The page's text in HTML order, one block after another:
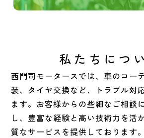
私たちにつ
西門司モータースでは、車のコー
装、タイヤ交換など、トラブル対
ます。お客様からの些細なご相談
し、豊富な経験と高い技術力を活
質なサービスを提供しております